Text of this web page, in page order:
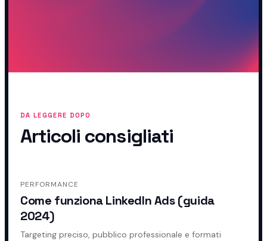
DA LEGGERE DOPO
Articoli consigliati
PERFORMANCE
Come funziona LinkedIn Ads (guida
2024)
Targeting preciso, pubblico professionale e formati